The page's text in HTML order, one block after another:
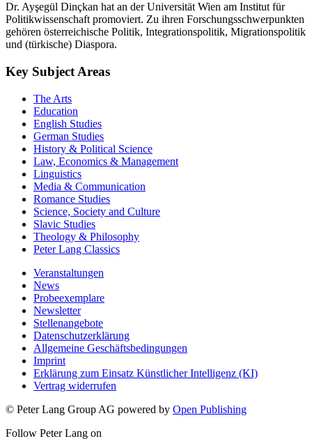
Dr. Ayşegül Dinçkan hat an der Universität Wien am Institut für
Politikwissenschaft promoviert. Zu ihren Forschungsschwerpunkten
gehören österreichische Politik, Integrationspolitik, Migrationspolitik
und (türkische) Diaspora.
Key Subject Areas
The Arts
Education
English Studies
German Studies
History & Political Science
Law, Economics & Management
Linguistics
Media & Communication
Romance Studies
Science, Society and Culture
Slavic Studies
Theology & Philosophy
Peter Lang Classics
Veranstaltungen
News
Probeexemplare
Newsletter
Stellenangebote
Datenschutzerklärung
Allgemeine Geschäftsbedingungen
Imprint
Erklärung zum Einsatz Künstlicher Intelligenz (KI)
Vertrag widerrufen
© Peter Lang Group AG powered by Open Publishing
Follow Peter Lang on